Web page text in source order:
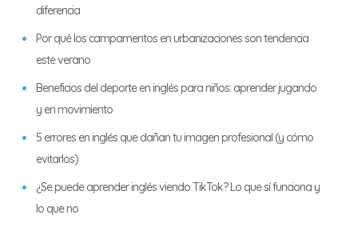
diferencia
Por qué los campamentos en urbanizaciones son tendencia
este verano
Beneficios del deporte en inglés para niños: aprender jugando
y en movimiento
5 errores en inglés que dañan tu imagen profesional (y cómo
evitarlos)
¿Se puede aprender inglés viendo TikTok? Lo que sí funciona y
lo que no